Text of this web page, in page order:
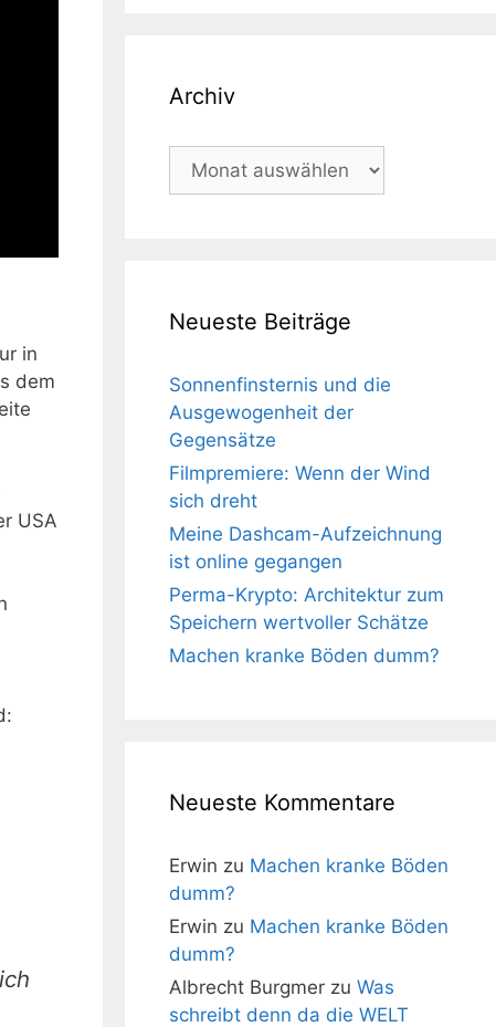
in
dem
USA
Archiv
Archiv
Neueste Beiträge
Sonnenfinsternis und die
Ausgewogenheit der
Gegensätze
Filmpremiere: Wenn der Wind
sich dreht
Meine Dashcam-Aufzeichnung
ist online gegangen
Perma-Krypto: Architektur zum
Speichern wertvoller Schätze
Machen kranke Böden dumm?
Neueste Kommentare
Erwin zu Machen kranke Böden
dumm?
Erwin zu Machen kranke Böden
dumm?
Albrecht Burgmer zu Was
schreibt denn da die WELT